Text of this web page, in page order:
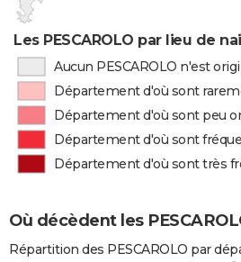
Les PESCAROLO par lieu de
Aucun PESCAROLO n'est
Département d'où sont
Département d'où sont peu
Département d'où sont
Département d'où sont très
Où décèdent les
Répartition des PESCAROLO par